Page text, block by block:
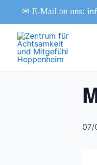
springen
✉ E-Mail an uns:
«
07/